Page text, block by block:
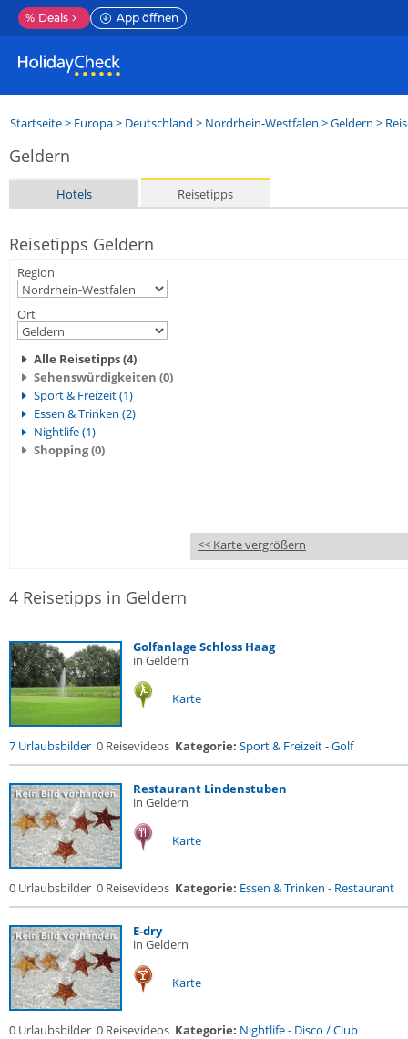
% Deals App öffnen
Startseite> Europa> Deutschland > Nordrhein-Westfalen >Geldern >
Geldern
Hotels Reisetipps
Reisetipps Geldern
Region
Ort
Alle Reisetipps (4)
Sehenswürdigkeiten (0)
Sport & Freizeit (1)
Essen & Trinken (2)
Nightlife (1)
Shopping (0)
<< Karte vergrößern
4 Reisetipps in Geldern
Golfanlage Schloss Haag
in Geldern
Karte
7 Urlaubsbilder 0 Reisevideos Kategorie: Sport & Freizeit-Golf
Restaurant Lindenstuben
in Geldern
Karte
0 Urlaubsbilder 0 Reisevideos Kategorie: Essen & Trinken - Restaurant
E-dry
in Geldern
Karte
0 Urlaubsbilder 0 Reisevideos Kategorie: Nightlife- Disco / Club